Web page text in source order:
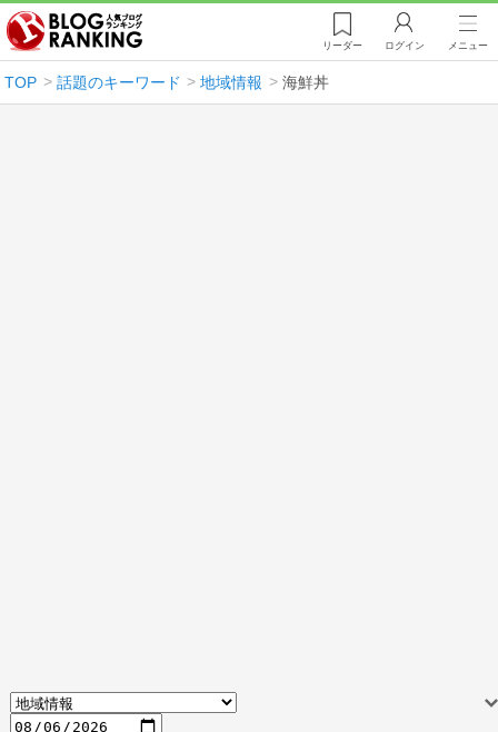
リーダー ログイン メニュー
TOP 話題のキーワード 地域情報 海鮮丼